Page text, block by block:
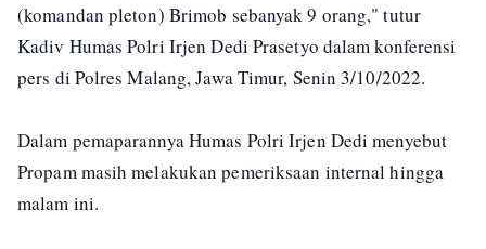
(komandan pleton) Brimob sebanyak 9 orang," tutur
Kadiv Humas Polri Irjen Dedi Prasetyo dalam konferensi
pers di Polres Malang, Jawa Timur, Senin 3/10/2022.
Dalam pemaparannya Humas Polri Irjen Dedi menyebut
Propam masih melakukan pemeriksaan internal hingga
malam ini.